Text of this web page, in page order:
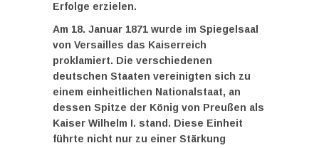
Erfolge erzielen.
Am 18. Januar 1871 wurde im Spiegelsaal
von Versailles das Kaiserreich
proklamiert. Die verschiedenen
deutschen Staaten vereinigten sich zu
einem einheitlichen Nationalstaat, an
dessen Spitze der König von Preußen als
Kaiser Wilhelm I. stand. Diese Einheit
führte nicht nur zu einer Stärkung